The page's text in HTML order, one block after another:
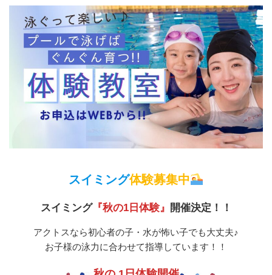
スイミング体験募集中
スイミング『秋の1日体験』 開催決定！！
アクトスなら初心者の子・水が怖い子でも大丈夫♪
お子様の泳力に合わせて指導しています！！